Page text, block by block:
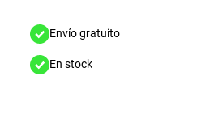
Envío gratuito
En stock